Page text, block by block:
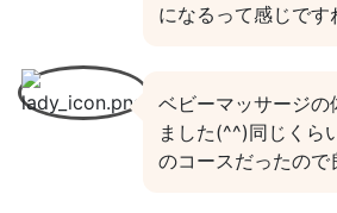
になるって感じで
ベビーマッサージの
ました(^^)同じくら
のコースだったの